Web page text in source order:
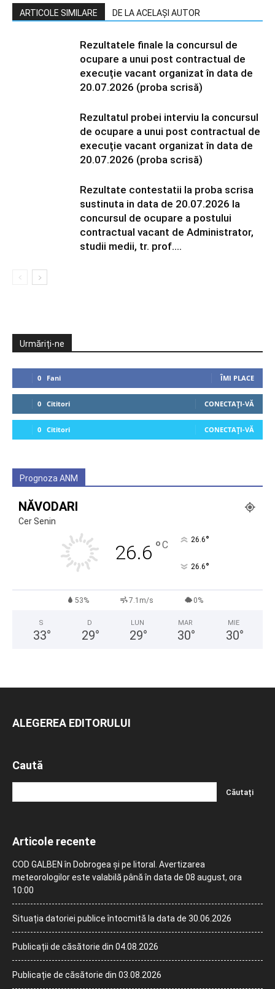
ARTICOLE SIMILARE DE LA ACELAȘI AUTOR
Rezultatele finale la concursul de
ocupare a unui post contractual de
execuție vacant organizat în data de
20.07.2026 (proba scrisă)
Rezultatul probei interviu la concursul
de ocupare a unui post contractual de
execuție vacant organizat în data de
20.07.2026 (proba scrisă)
Rezultate contestatii la proba scrisa
sustinuta in data de 20.07.2026 la
concursul de ocupare a postului
contractual vacant de Administrator,
studii medii, tr. prof....
Urmăriți-ne
0 Fani ÎMI PLACE
0 Cititori CONECTAȚI-VĂ
0 Cititori CONECTAȚI-VĂ
Prognoza ANM
NĂVODARI
Cer Senin
26.6 °C 26.6°
26.6°
53% 7.1m/s 0%
S
33°
D
29°
LUN
29°
MAR
30°
MIE
30°
ALEGEREA EDITORULUI
Caută
Articole recente
COD GALBEN în Dobrogea și pe litoral. Avertizarea
meteorologilor este valabilă până în data de 08 august, ora
10:00
Situația datoriei publice întocmită la data de 30.06.2026
Publicații de căsătorie din 04.08.2026
Publicație de căsătorie din 03.08.2026